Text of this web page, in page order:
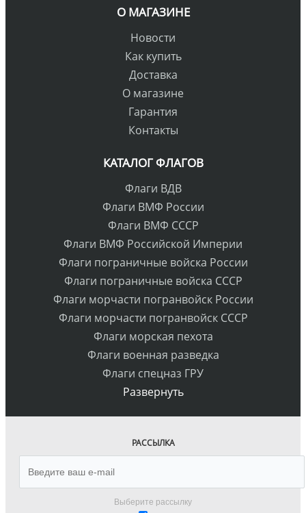
О МАГАЗИНЕ
Новости
Как купить
Доставка
О магазине
Гарантия
Контакты
КАТАЛОГ ФЛАГОВ
Флаги ВДВ
Флаги ВМФ России
Флаги ВМФ СССР
Флаги ВМФ Российской Империи
Флаги пограничные войска России
Флаги пограничные войска СССР
Флаги морчасти погранвойск России
Флаги морчасти погранвойск СССР
Флаги морская пехота
Флаги военная разведка
Флаги спецназ ГРУ
Развернуть
РАССЫЛКА
Выберите рассылку